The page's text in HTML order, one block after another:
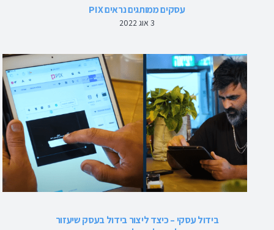
עסקים ממותגים נראים PIX
3 אוג 2022
בידול עסקי – כיצד ליצור בידול בעסק שיעזור